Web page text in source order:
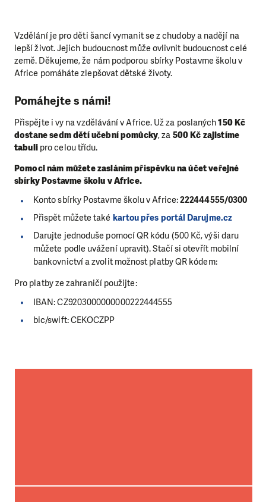
Vzdělání je pro děti šancí vymanit se z chudoby a nadějí na
lepší život. Jejich budoucnost může ovlivnit budoucnost celé
země. Děkujeme, že nám podporou sbírky Postavme školu v
Africe pomáháte zlepšovat dětské životy.
Pomáhejte s námi!
Přispějte i vy na vzdělávání v Africe. Už za poslaných150 Kč
dostane sedm dětí učební pomůcky, za 500 Kč zajistíme
tabulipro celou třídu.
Pomoci nám můžete zasláním příspěvku na účet veřejné
sbírky Postavme školu v Africe.
Konto sbírky Postavme školu v Africe:222444555/0300
Přispět můžete také kartou přes portál Darujme.cz
Darujte jednoduše pomocí QR kódu (500 Kč, výši daru
můžete podle uvážení upravit). Stačí si otevřít mobilní
bankovnictví a zvolit možnost platby QR kódem:
Pro platby ze zahraničí použijte:
IBAN: CZ9203000000000222444555
bic/swift: CEKOCZPP